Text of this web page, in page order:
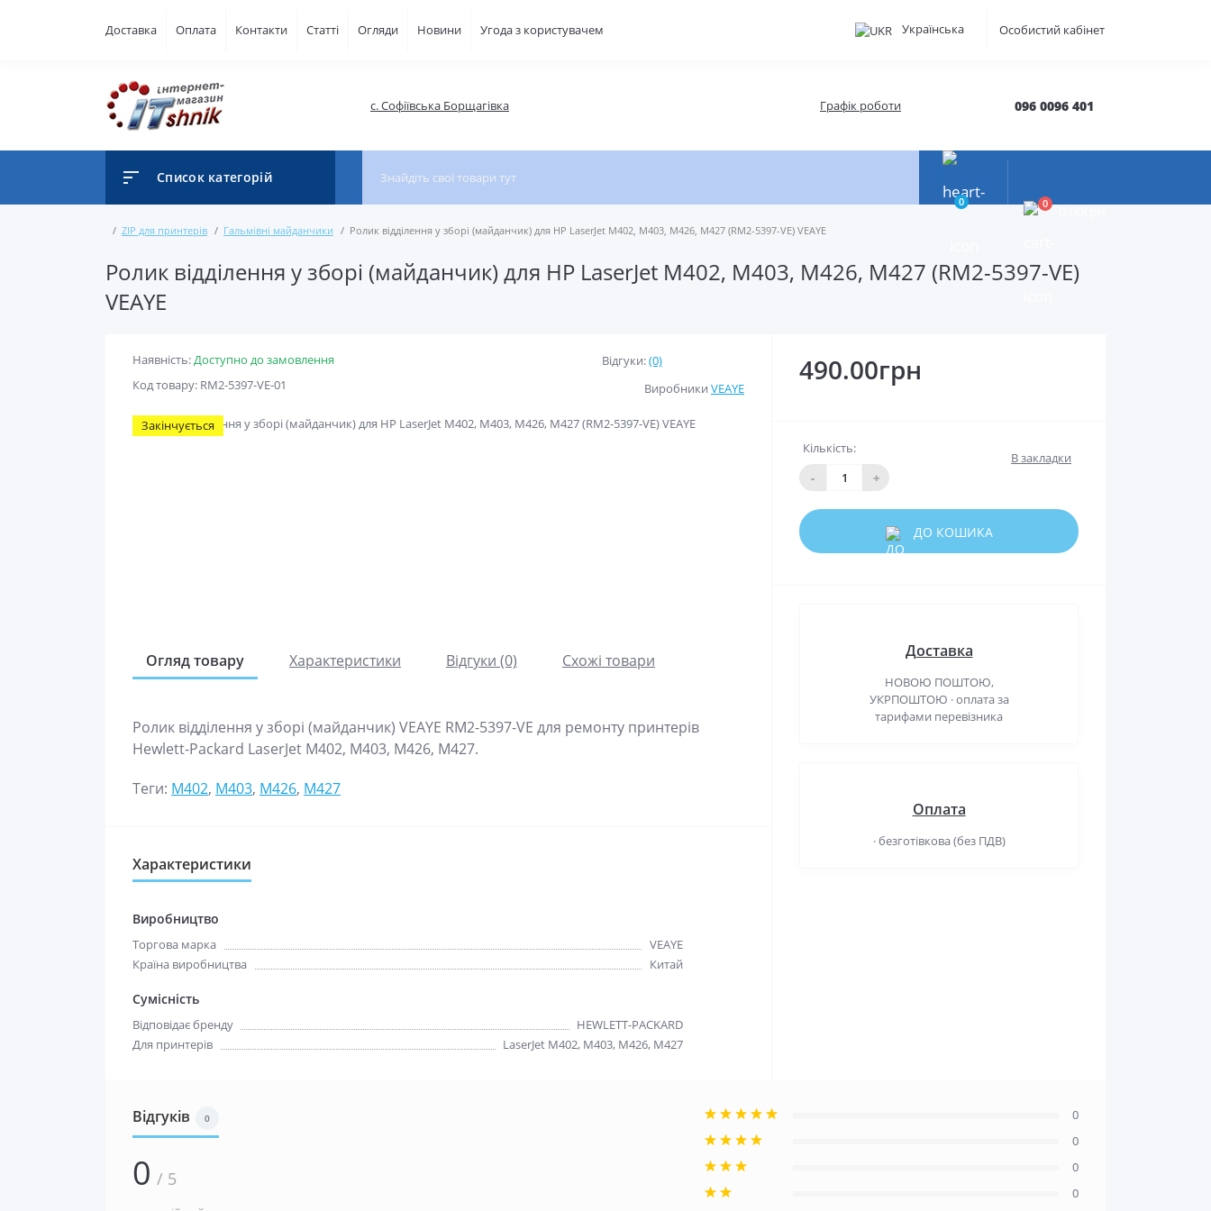
Доставка Оплата Контакти Статті Огляди Новини Угода з користувачем Українська Особистий кабінет
с. Софіївська Борщагівка Графік роботи 096 0096 401
Список категорій
0 0
ZIP для принтерів Гальмівні майданчики Ролик відділення у зборі (майданчик) для HP LaserJet M402, M403, M426, M427 (RM2-5397-VE) VEAYE
Ролик відділення у зборі (майданчик) для HP LaserJet M402, M403, M426, M427 (RM2-5397-VE)
VEAYE
Наявність:Доступно до замовлення
Код товару: RM2-5397-VE-01
Відгуки:(0)
Виробники VEAYE
Закінчується
Огляд товару Характеристики Відгуки (0) Схожі товари
Ролик відділення у зборі (майданчик) VEAYE RM2-5397-VE для ремонту принтерів
Hewlett-Packard LaserJet M402, M403, M426, M427.
Теги: M402, M403, M426, M427
Характеристики
Виробництво
Торгова марка
VEAYE
Країна виробництва
Китай
Сумісність
Відповідає бренду
HEWLETT-PACKARD
Для принтерів
LaserJet M402, M403, M426, M427
490.00грн
Кількість:
-
+
В закладки
ДО КОШИКА
Доставка
НОВОЮ ПОШТОЮ,
УКРПОШТОЮ · оплата за
тарифами перевізника
Оплата
· безготівкова (без ПДВ)
Відгуків 0
0 / 5
0
0
0
0